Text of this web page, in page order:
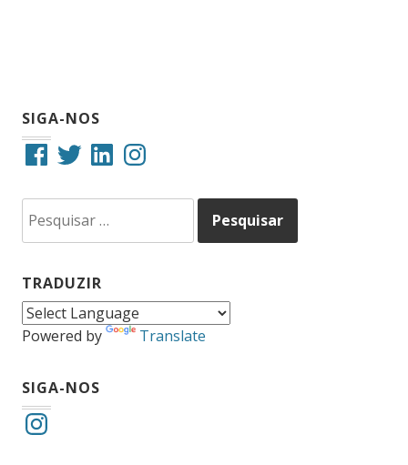
SIGA-NOS
FacebookTwitterLinkedInInstagram
por:
TRADUZIR
Powered by Translate
SIGA-NOS
Instagram